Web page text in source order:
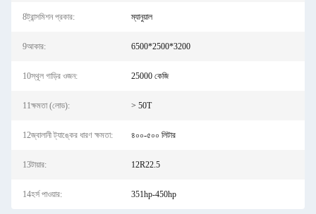
8ট্রান্সমিশন প্রকার: ম্যানুয়াল
9আকার: 6500*2500*3200
10স্থূল গাড়ির ওজন: 25000 কেজি
11ক্ষমতা (লোড): > 50T
12জ্বালানী ট্যাঙ্কের ধারণ ক্ষমতা: ৪০০-৫০০ লিটার
13টায়ার: 12R22.5
14হর্স পাওয়ার: 351hp-450hp